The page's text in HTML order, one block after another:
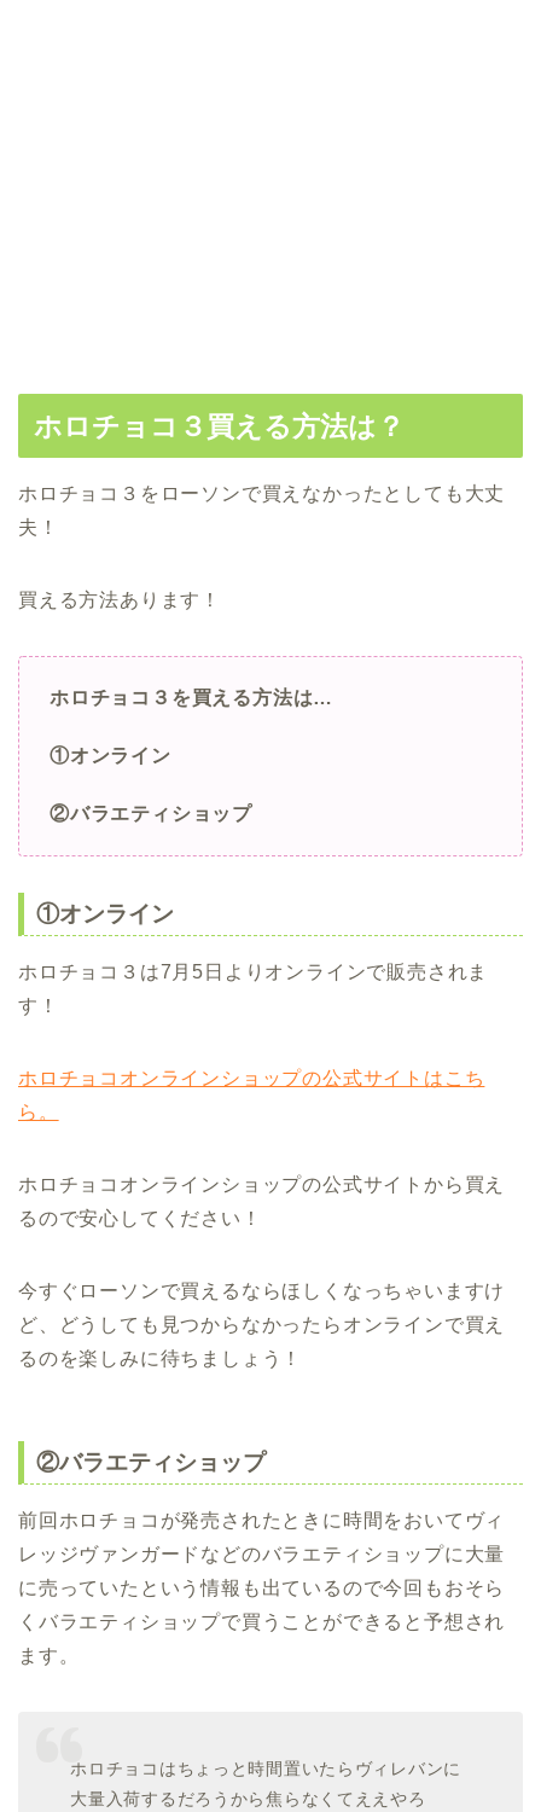
ホロチョコ３買える方法は？
ホロチョコ３をローソンで買えなかったとしても大丈
夫！
買える方法あります！
ホロチョコ３を買える方法は…
①オンライン
②バラエティショップ
①オンライン
ホロチョコ３は7月5日よりオンラインで販売されま
す！
ホロチョコオンラインショップの公式サイトはこち
ら。
ホロチョコオンラインショップの公式サイトから買え
るので安心してください！
今すぐローソンで買えるならほしくなっちゃいますけ
ど、どうしても見つからなかったらオンラインで買え
るのを楽しみに待ちましょう！
②バラエティショップ
前回ホロチョコが発売されたときに時間をおいてヴィ
レッジヴァンガードなどのバラエティショップに大量
に売っていたという情報も出ているので今回もおそら
くバラエティショップで買うことができると予想され
ます。
ホロチョコはちょっと時間置いたらヴィレバンに
大量入荷するだろうから焦らなくてええやろ